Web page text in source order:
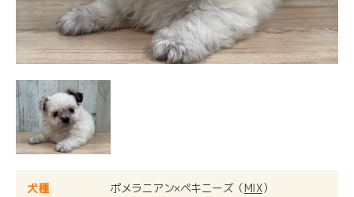
犬種 ポメラニアン×ペキニーズ（MIX）